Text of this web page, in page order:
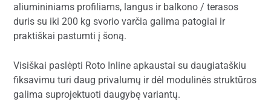
aliumininiams profiliams, langus ir balkono / terasos
duris su iki 200 kg svorio varčia galima patogiai ir
praktiškai pastumti į šoną.
Visiškai paslėpti Roto Inline apkaustai su daugiataškiu
fiksavimu turi daug privalumų ir dėl modulinės struktūros
galima suprojektuoti daugybę variantų.